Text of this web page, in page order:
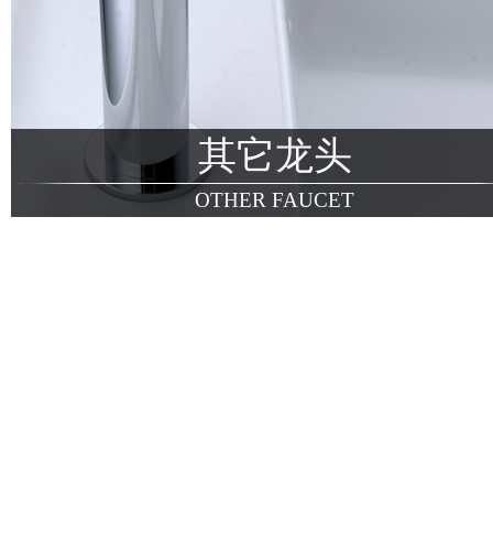
其它龙头
OTHER FAUCET